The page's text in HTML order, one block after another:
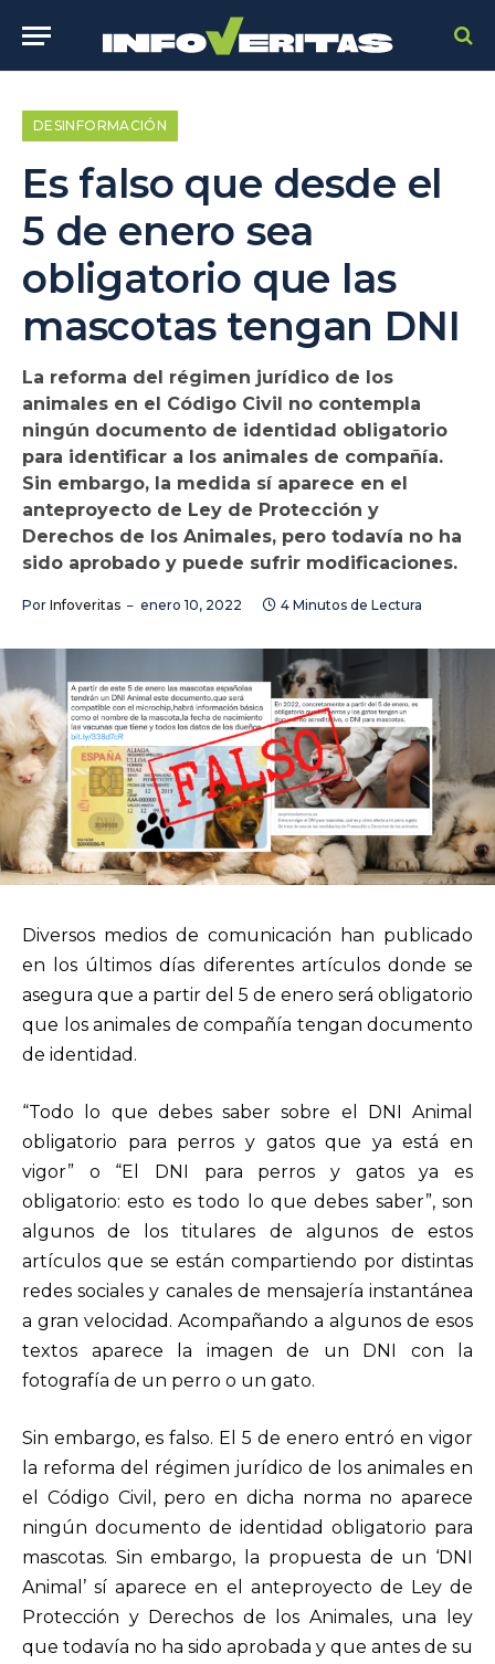
DESINFORMACIÓN
Es falso que desde el
5 de enero sea
obligatorio que las
mascotas tengan DNI
La reforma del régimen jurídico de los
animales en el Código Civil no contempla
ningún documento de identidad obligatorio
para identificar a los animales de compañía.
Sin embargo, la medida sí aparece en el
anteproyecto de Ley de Protección y
Derechos de los Animales, pero todavía no ha
sido aprobado y puede sufrir modificaciones.
Por Infoveritas enero 10, 2022 4 Minutos de Lectura
Diversos medios de comunicación han publicado
en los últimos días diferentes artículos donde se
asegura que a partir del 5 de enero será obligatorio
que los animales de compañía tengan documento
de identidad.
“Todo lo que debes saber sobre el DNI Animal
obligatorio para perros y gatos que ya está en
vigor” o “El DNI para perros y gatos ya es
obligatorio: esto es todo lo que debes saber”, son
algunos de los titulares de algunos de estos
artículos que se están compartiendo por distintas
redes sociales y canales de mensajería instantánea
a gran velocidad. Acompañando a algunos de esos
textos aparece la imagen de un DNI con la
fotografía de un perro o un gato.
Sin embargo, es falso. El 5 de enero entró en vigor
la reforma del régimen jurídico de los animales en
el Código Civil, pero en dicha norma no aparece
ningún documento de identidad obligatorio para
mascotas. Sin embargo, la propuesta de un ‘DNI
Animal’ sí aparece en el anteproyecto de Ley de
Protección y Derechos de los Animales, una ley
que todavía no ha sido aprobada y que antes de su